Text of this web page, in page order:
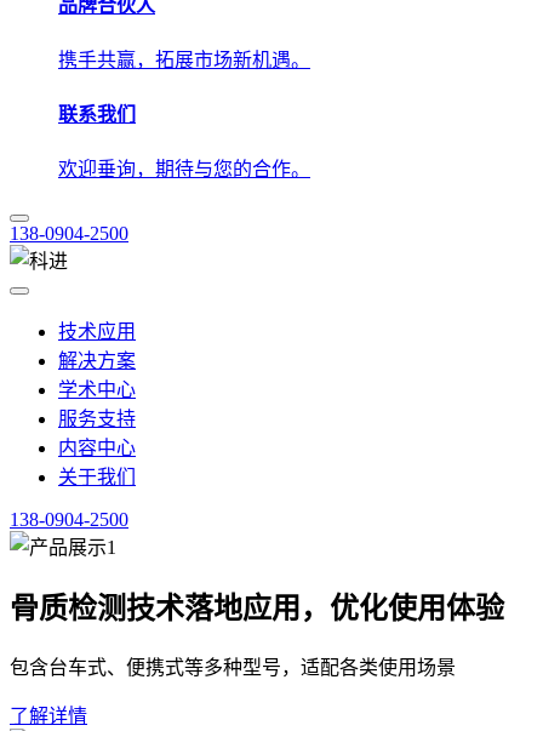
品牌合伙人
携手共赢，拓展市场新机遇。
联系我们
欢迎垂询，期待与您的合作。
138-0904-2500
技术应用
解决方案
学术中心
服务支持
内容中心
关于我们
138-0904-2500
骨质检测技术落地应用，优化使用体验
包含台车式、便携式等多种型号，适配各类使用场景
了解详情